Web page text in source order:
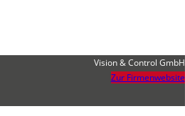
Vision & Control GmbH
Zur Firmenwebsite